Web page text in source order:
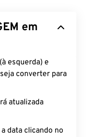
em
esquerda) e
converter para
atualizada
data clicando no